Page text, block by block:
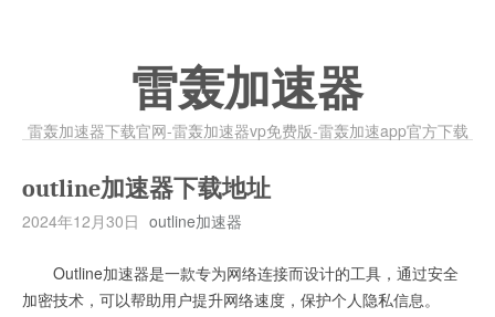
雷轰加速器
雷轰加速器下载官网-雷轰加速器vp免费版-雷轰加速app官方下载
outline加速器下载地址
2024年12月30日 outline加速器
Outline加速器是一款专为网络连接而设计的工具，通过安全
加密技术，可以帮助用户提升网络速度，保护个人隐私信息。